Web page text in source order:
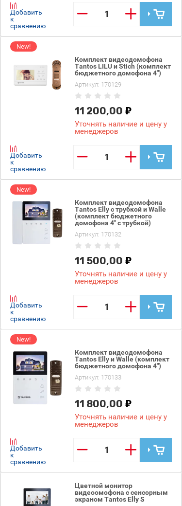
− +
Добавить
к
сравнению
New!
Комплект видеодомофона
Tantos LILU и Stich (комплект
бюджетного домофона 4")
Артикул: 170129
11 200,00
Уточнять наличие и цену у
менеджеров
− +
Добавить
к
сравнению
New!
Комплект видеодомофона
Tantos Elly с трубкой и Walle
(комплект бюджетного
домофона 4" с трубкой)
Артикул: 170132
11 500,00
Уточнять наличие и цену у
менеджеров
− +
Добавить
к
сравнению
New!
Комплект видеодомофона
Tantos Elly и Walle (комплект
бюджетного домофона 4")
Артикул: 170133
11 800,00
Уточнять наличие и цену у
менеджеров
− +
Добавить
к
сравнению
Цветной монитор
видеоомофона с сенсорным
экраном Tantos Elly S